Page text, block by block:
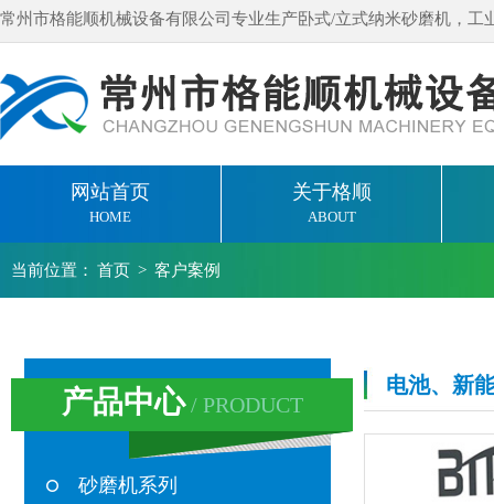
常州市格能顺机械设备有限公司专业生产卧式/立式纳米砂磨机，工
网站首页
HOME
关于格顺
ABOUT
当前位置： 首页 > 客户案例
产品中心/ PRODUCT
砂磨机系列
电池、新